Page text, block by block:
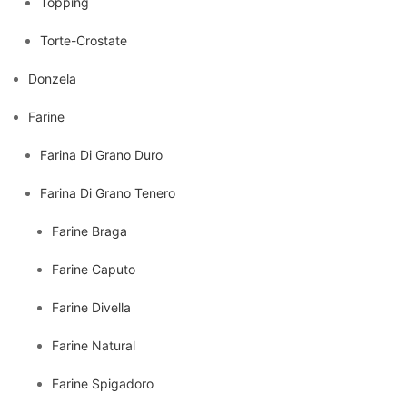
Torte-Crostate
Donzela
Farine
Farina Di Grano Duro
Farina Di Grano Tenero
Farine Braga
Farine Caputo
Farine Divella
Farine Natural
Farine Spigadoro